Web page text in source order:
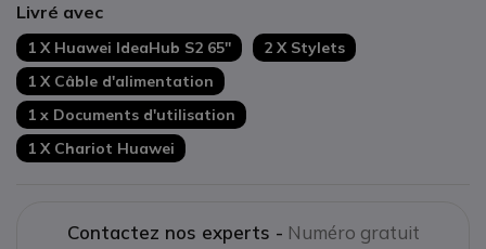
Livré avec
1 X Huawei IdeaHub S2 65''
2 X Stylets
1 X Câble d'alimentation
1 x Documents d'utilisation
1 X Chariot Huawei
Contactez nos experts - Numéro gratuit